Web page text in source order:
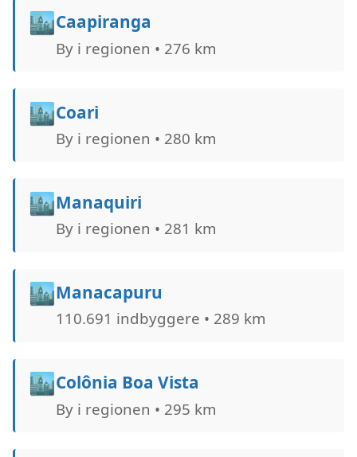
🏙️Caapiranga
By i regionen • 276 km
🏙️Coari
By i regionen • 280 km
🏙️Manaquiri
By i regionen • 281 km
🏙️Manacapuru
110.691 indbyggere • 289 km
🏙️Colônia Boa Vista
By i regionen • 295 km